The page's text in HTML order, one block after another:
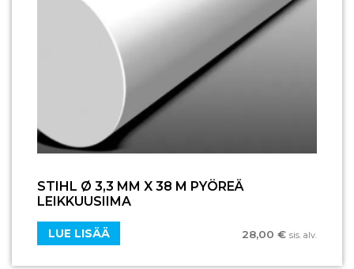
STIHL Ø 3,3 MM X 38 M PYÖREÄ
LEIKKUUSIIMA
28,00 € sis. alv.
LUE LISÄÄ